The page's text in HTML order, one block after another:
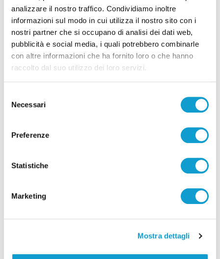
analizzare il nostro traffico. Condividiamo inoltre
informazioni sul modo in cui utilizza il nostro sito con i
nostri partner che si occupano di analisi dei dati web,
pubblicità e social media, i quali potrebbero combinarle
con altre informazioni che ha fornito loro o che hanno
raccolto dal suo utilizzo dei loro servizi.
delNecessari
Preferenze
Statistiche
Marketing
Mostra dettagli